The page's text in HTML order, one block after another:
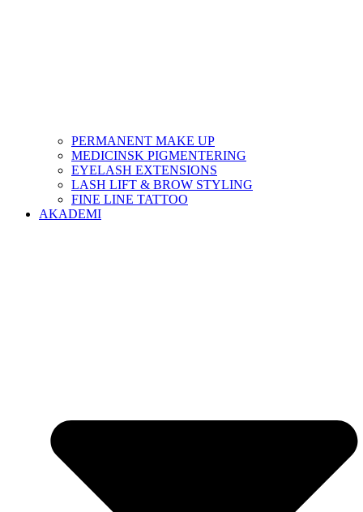
PERMANENT MAKE UP
MEDICINSK PIGMENTERING
EYELASH EXTENSIONS
LASH LIFT & BROW STYLING
FINE LINE TATTOO
AKADEMI